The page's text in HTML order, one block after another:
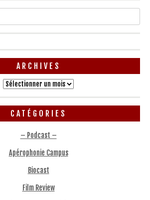
ARCHIVES
Archives
CATÉGORIES
– Podcast –
Apérophonie Campus
Biocast
Film Review